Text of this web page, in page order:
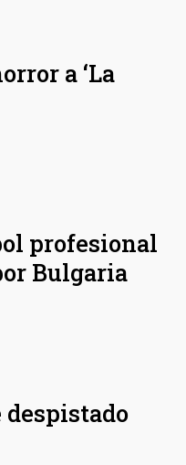
a ‘La
profesional
Bulgaria